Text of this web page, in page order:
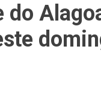
do